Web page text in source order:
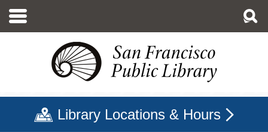
至
Library Locations & Hours